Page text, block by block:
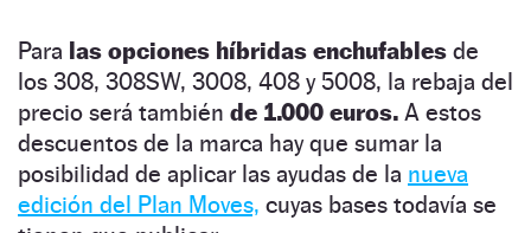
Para las opciones híbridas enchufables de
los 308, 308SW, 3008, 408 y 5008, la rebaja del
precio será también de 1.000 euros. A estos
descuentos de la marca hay que sumar la
posibilidad de aplicar las ayudas de la nueva
edición del Plan Moves, cuyas bases todavía se